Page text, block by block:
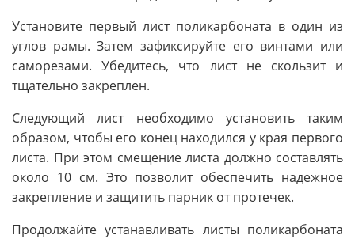
Установите первый лист поликарбоната в один из
углов рамы. Затем зафиксируйте его винтами или
саморезами. Убедитесь, что лист не скользит и
тщательно закреплен.
Следующий лист необходимо установить таким
образом, чтобы его конец находился у края первого
листа. При этом смещение листа должно составлять
около 10 см. Это позволит обеспечить надежное
закрепление и защитить парник от протечек.
Продолжайте устанавливать листы поликарбоната